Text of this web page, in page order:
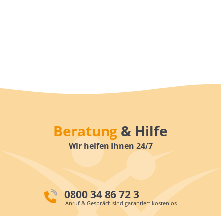
Beratung & Hilfe
Wir helfen Ihnen 24/7
0800 34 86 72 3
Anruf & Gespräch sind garantiert kostenlos